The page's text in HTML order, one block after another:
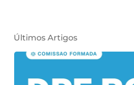
Últimos Artigos